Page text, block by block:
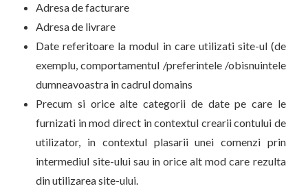
Adresa de facturare
Adresa de livrare
Date referitoare la modul in care utilizati site-ul (de
exemplu, comportamentul /preferintele /obisnuintele
dumneavoastra in cadrul domains
Precum si orice alte categorii de date pe care le
furnizati in mod direct in contextul crearii contului de
utilizator, in contextul plasarii unei comenzi prin
intermediul site-ului sau in orice alt mod care rezulta
din utilizarea site-ului.